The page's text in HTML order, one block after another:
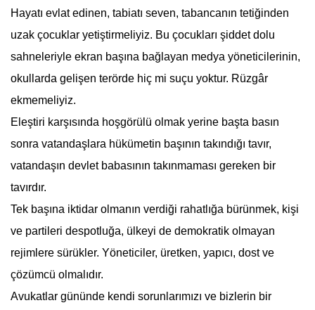
Hayatı evlat edinen, tabiatı seven, tabancanın tetiğinden
uzak çocuklar yetiştirmeliyiz. Bu çocukları şiddet dolu
sahneleriyle ekran başına bağlayan medya yöneticilerinin,
okullarda gelişen terörde hiç mi suçu yoktur. Rüzgâr
ekmemeliyiz.
Eleştiri karşısında hoşgörülü olmak yerine başta basın
sonra vatandaşlara hükümetin başının takındığı tavır,
vatandaşın devlet babasının takınmaması gereken bir
tavırdır.
Tek başına iktidar olmanın verdiği rahatlığa bürünmek, kişi
ve partileri despotluğa, ülkeyi de demokratik olmayan
rejimlere sürükler. Yöneticiler, üretken, yapıcı, dost ve
çözümcü olmalıdır.
Avukatlar gününde kendi sorunlarımızı ve bizlerin bir